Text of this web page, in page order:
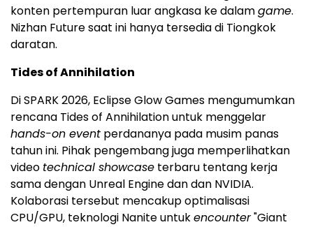
konten pertempuran luar angkasa ke dalamgame.
Nizhan Future saat ini hanya tersedia di Tiongkok
daratan.
Tides of Annihilation
Di SPARK 2026, Eclipse Glow Games mengumumkan
rencana Tides of Annihilation untuk menggelar
hands-on event perdananya pada musim panas
tahun ini. Pihak pengembang juga memperlihatkan
video technical showcase terbaru tentang kerja
sama dengan Unreal Engine dan dan NVIDIA.
Kolaborasi tersebut mencakup optimalisasi
CPU/GPU, teknologi Nanite untukencounter"Giant